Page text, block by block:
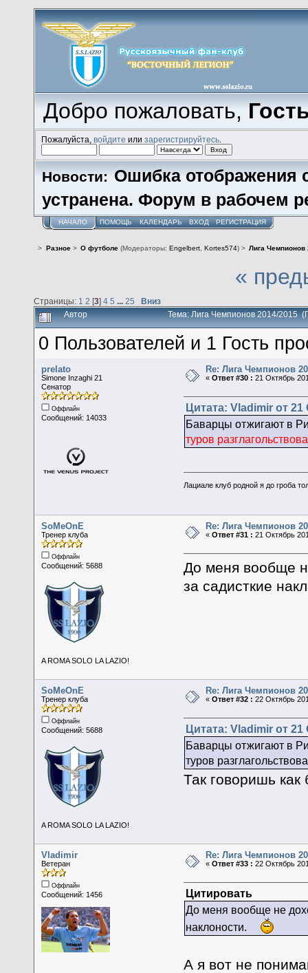
Добро пожаловать,
Пожалуйста,войдите илизарегистрируйтесь
Новости: Ошибка отображения
устранена. Форум в рабочем
НАЧАЛО ПОМОЩЬ КАЛЕНДАРЬ ВХОД РЕГИСТРАЦИЯ
> Разное> О футболе(Модераторы: Engelbert, Kortes574) > Лига Чемпионов
«
Страницы: 1 2 [3] 4 5 25 Вниз
Автор Тема: Лига Чемпионов 2014/2015
0 Пользователей и 1 Гость
prelato
Simone Inzaghi 21
Сенатор
Оффлайн
Сообщений: 14033
Re: Лига Чемпионов
«Ответ #30 : 21 Октябрь
Цитата: Vladimir от 21
Баварцы отжигают в
туров
Лациале клуб родной я до гроба
SoMeOnE
Тренер клуба
Оффлайн
Сообщений: 5688
A ROMA SOLO LA LAZIO!
Re: Лига Чемпионов
«Ответ #31 : 21 Октябрь
До меня вообще
за садисткие
SoMeOnE
Тренер клуба
Оффлайн
Сообщений: 5688
A ROMA SOLO LA LAZIO!
Re: Лига Чемпионов
«Ответ #32 : 22 Октябрь
Цитата: Vladimir от 21
Баварцы отжигают в
туров
Так говоришь
Vladimir
Ветеран
Оффлайн
Сообщений: 1456
Re: Лига Чемпионов
«Ответ #33 : 22 Октябрь
Цитировать
До меня вообще не
наклоности.
А я вот не